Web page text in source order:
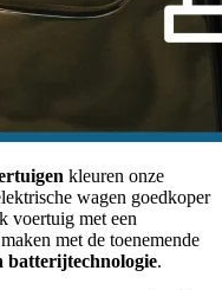
kleuren onze
wagen goedkoper
voertuig met een
met de toenemende
batterijtechnologie.